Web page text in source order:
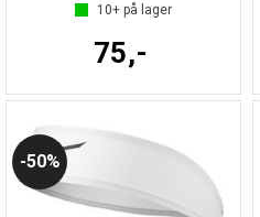
10+ på lager
75,-
50%